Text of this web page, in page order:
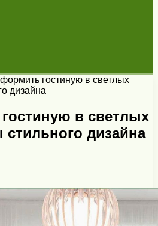
гостиную в светлых
дизайна
в светлых
стильного дизайна